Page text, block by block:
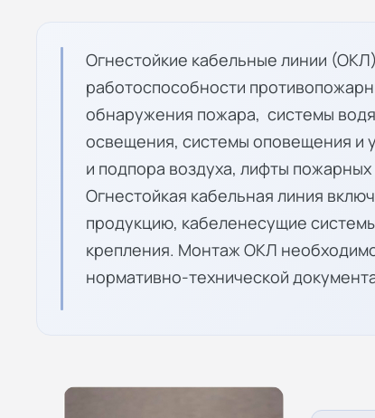
Огнестойкие кабельные линии
работоспособности
обнаружения пожара, системы
освещения, системы оповещения и
и подпора воздуха, лифты
Огнестойкая кабельная линия
продукцию, кабеленесущие
крепления. Монтаж ОКЛ
нормативно-технической